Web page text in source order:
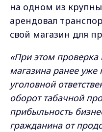
на одном из
арендовал
свой магазин для
«При этом проверка
магазина ранее уже
уголовной
оборот табачной
прибыльность
гражданина от